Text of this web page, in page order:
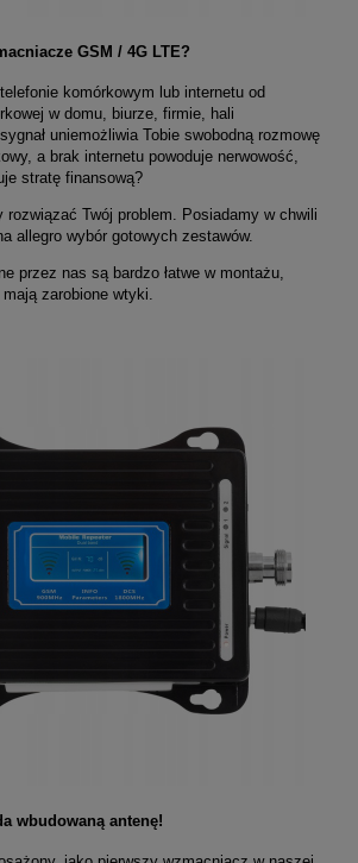
GSM / 4G LTE?
komórkowym lub internetu od
w domu, biurze, firmie, hali
uniemożliwia Tobie swobodną rozmowę
a brak internetu powoduje nerwowość,
stratę finansową?
rozwiązać Twój problem. Posiadamy w chwili
allegro wybór gotowych zestawów.
przez nas są bardzo łatwe w montażu,
zarobione wtyki.
wbudowaną antenę!